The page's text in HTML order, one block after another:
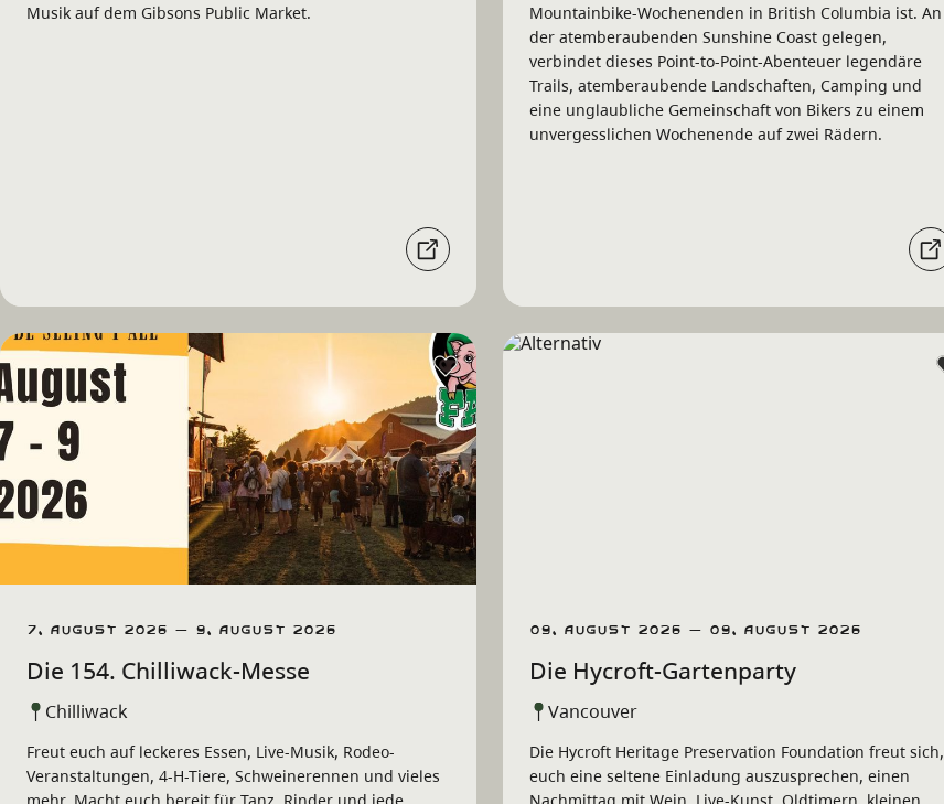
Musik auf dem Gibsons Public Market.
Mountainbike-Wochenenden in British Columbia ist. An
der atemberaubenden Sunshine Coast gelegen,
verbindet dieses Point-to-Point-Abenteuer legendäre
Trails, atemberaubende Landschaften, Camping und
eine unglaubliche Gemeinschaft von Bikers zu einem
unvergesslichen Wochenende auf zwei Rädern.
7. August 2026 – 9. August 2026
Die 154. Chilliwack-Messe
Chilliwack
Freut euch auf leckeres Essen, Live-Musik, Rodeo-
Veranstaltungen, 4-H-Tiere, Schweinerennen und vieles
09. August 2026 – 09. August 2026
Die Hycroft-Gartenparty
Vancouver
Die Hycroft Heritage Preservation Foundation freut sich,
euch eine seltene Einladung auszusprechen, einen